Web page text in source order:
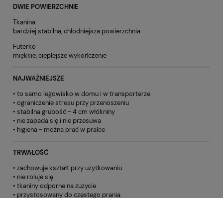
DWIE POWIERZCHNIE
Tkanina
bardziej stabilna, chłodniejsza powierzchnia
Futerko
miękkie, cieplejsze wykończenie
NAJWAŻNIEJSZE
• to samo legowisko w domu i w transporterze
• ograniczenie stresu przy przenoszeniu
• stabilna grubość - 4 cm włókniny
• nie zapada się i nie przesuwa
• higiena - można prać w pralce
TRWAŁOŚĆ
• zachowuje kształt przy użytkowaniu
• nie roluje się
• tkaniny odporne na zużycie
• przystosowany do częstego prania